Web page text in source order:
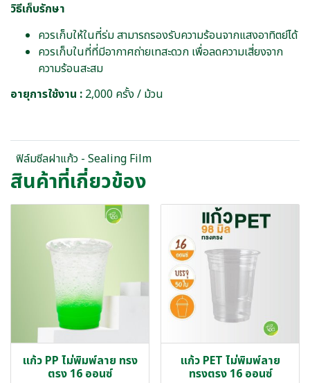
วิธีเก็บรักษา
ควรเก็บให้ในที่ร่ม สามารถรองรับความร้อนจากแสงอาทิตย์ได้
ควรเก็บในที่ที่มีอากาศถ่ายเทสะดวก เพื่อลดความเสี่ยงจาก
ความร้อนสะสม
อายุการใช้งาน : 2,000 ครั้ง / ม้วน
ฟิล์มซีลฝาแก้ว - Sealing Film
สินค้าที่เกี่ยวข้อง
แก้ว PP ไม่พิมพ์ลาย ทรง
ตรง 16 ออนซ์
แก้ว PET ไม่พิมพ์ลาย
ทรงตรง 16 ออนซ์